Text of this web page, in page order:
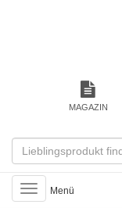
MAGAZIN
Toggle
navigation
Menü